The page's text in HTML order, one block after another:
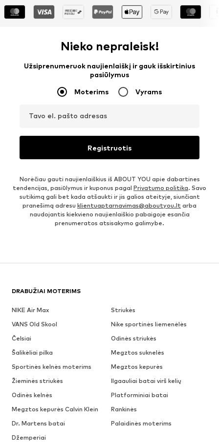
Nieko nepraleisk!
Užsiprenumeruok naujienlaiškį ir gauk išskirtinius
pasiūlymus
Moterims Vyrams
Tavo el. pašto adresas
Registruotis
Norėčiau gauti naujienlaiškius iš ABOUT YOU apie dabartines
tendencijas, pasiūlymus ir kuponus pagal Privatumo politika. Savo
sutikimą gali bet kada atšaukti ir jis galios ateityje, siunčiant
pranešimą adresu klientuaptarnavimas@aboutyou.lt arba
naudojantis kiekvieno naujienlaiškio pabaigoje esančia
prenumeratos atsisakymo galimybe.
DRABUŽIAI MOTERIMS
NIKE Air Max
Striukės
VANS Old Skool
Nike sportinės liemenėlės
Čelsiai
Odinės striukės
Šalikėliai pilka
Megztos suknelės
Sportinės kelnės moterims
Megztos kepurės
Žieminės striukės
Ilgaauliai batai virš kelių
Odinės kelnės
Platforminiai batai
Megztos kepurės Calvin Klein
Rankinės
Dr. Martens batai
Palaidinės moterims
Džemperiai